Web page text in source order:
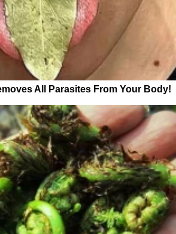
All Parasites From Your Body!